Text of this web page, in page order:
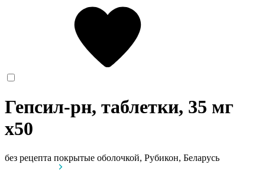
Гепсил-рн, таблетки, 35 мг
x50
без рецепта покрытые оболочкой, Рубикон, Беларусь